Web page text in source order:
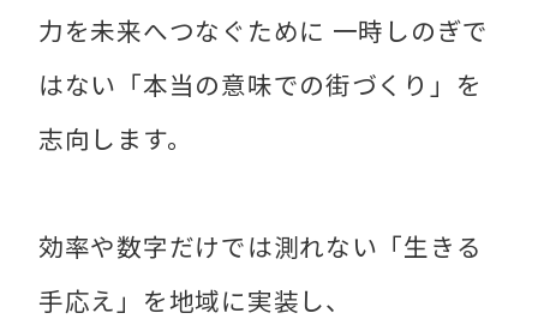
力を未来へつなぐために 一時しのぎで
はない「本当の意味での街づくり」を
志向します。
効率や数字だけでは測れない「生きる
手応え」を地域に実装し、